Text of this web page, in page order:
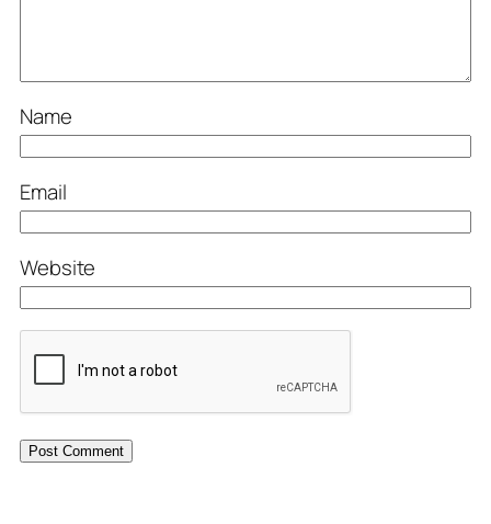
Name
Email
Website